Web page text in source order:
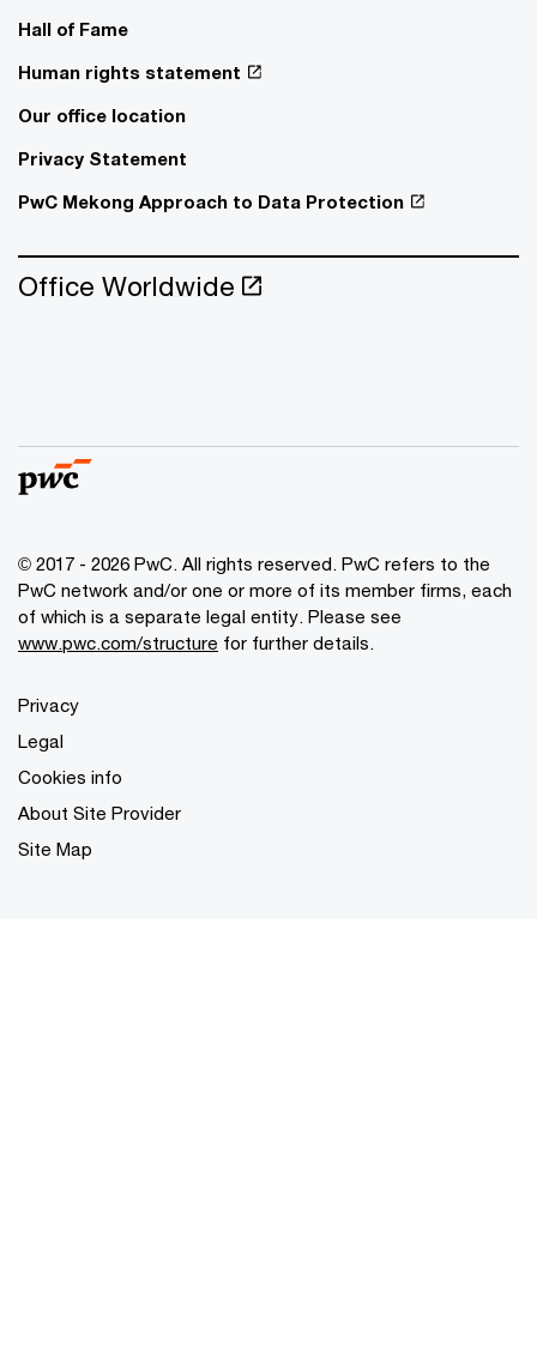
Hall of Fame
Human rights statement
Our office location
Privacy Statement
PwC Mekong Approach to Data Protection
Office Worldwide
© 2017 - 2026 PwC. All rights reserved. PwC refers to the
PwC network and/or one or more of its member firms, each
of which is a separate legal entity. Please see
www.pwc.com/structure for further details.
Privacy
Legal
Cookies info
About Site Provider
Site Map